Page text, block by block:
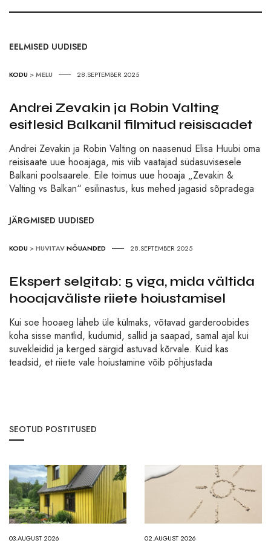
EELMISED UUDISED
KODU >MELU 28.SEPTEMBER 2025
Andrei Zevakin ja Robin Valting
esitlesid Balkanil filmitud reisisaadet
Andrei Zevakin ja Robin Valting on naasenud Elisa Huubi oma
reisisaate uue hooajaga, mis viib vaatajad südasuvisesele
Balkani poolsaarele. Eile toimus uue hooaja „Zevakin &
Valting vs Balkan“ esilinastus, kus mehed jagasid sõpradega
JÄRGMISED UUDISED
KODU >HUVITAVNÕUANDED 28.SEPTEMBER 2025
Ekspert selgitab: 5 viga, mida vältida
hooajaväliste riiete hoiustamisel
Kui soe hooaeg läheb üle külmaks, võtavad garderoobides
koha sisse mantlid, kudumid, sallid ja saapad, samal ajal kui
suvekleidid ja kerged särgid astuvad kõrvale. Kuid kas
teadsid, et riiete vale hoiustamine võib põhjustada
SEOTUD POSTITUSED
03.AUGUST 2026 02.AUGUST 2026